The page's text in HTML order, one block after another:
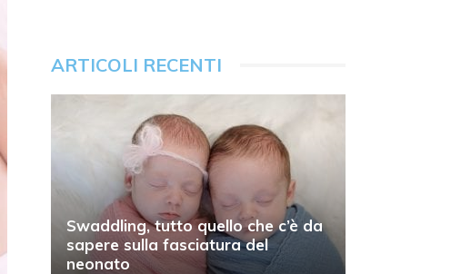
ARTICOLI RECENTI
Swaddling, tutto quello che c’è da
sapere sulla fasciatura del
neonato